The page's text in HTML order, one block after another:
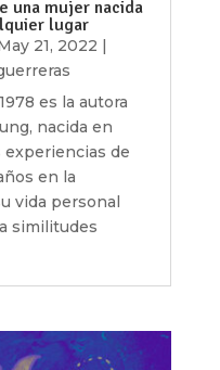
una mujer nacida
lugar
21, 2022 |
es la autora
nacida en
experiencias de
en la
vida personal
similitudes